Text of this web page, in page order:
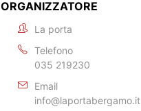
ORGANIZZATORE
La porta
Telefono
035 219230
Email
info@laportabergamo.it